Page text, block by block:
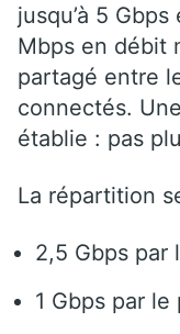
jusqu’à 5
Mbps en débit
partagé entre
connectés.
établie : pas
La répartition
2,5 Gbps par
1 Gbps par le